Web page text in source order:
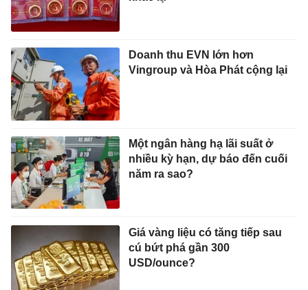
Doanh thu EVN lớn hơn
Vingroup và Hòa Phát cộng lại
Một ngân hàng hạ lãi suất ở
nhiều kỳ hạn, dự báo đến cuối
năm ra sao?
Giá vàng liệu có tăng tiếp sau
cú bứt phá gần 300
USD/ounce?